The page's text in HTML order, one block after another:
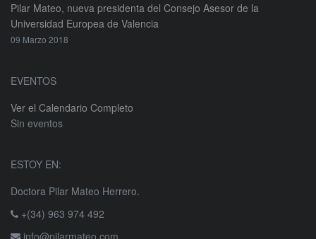
Pilar Mateo, nueva presidenta del Consejo Asesor de la
Universidad Europea de Valencia
09 Marzo 2018
EVENTOS
Ver el Calendario Completo
Sin eventos
ESTOY EN:
Doctora Pilar Mateo Herrero.
+(34) 963 974 492
info@pilarmateo.com